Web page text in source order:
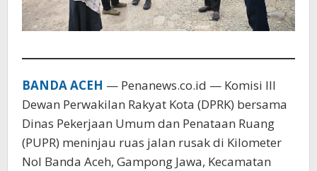
BANDA ACEH — Penanews.co.id — Komisi III
Dewan Perwakilan Rakyat Kota (DPRK) bersama
Dinas Pekerjaan Umum dan Penataan Ruang
(PUPR) meninjau ruas jalan rusak di Kilometer
Nol Banda Aceh, Gampong Jawa, Kecamatan